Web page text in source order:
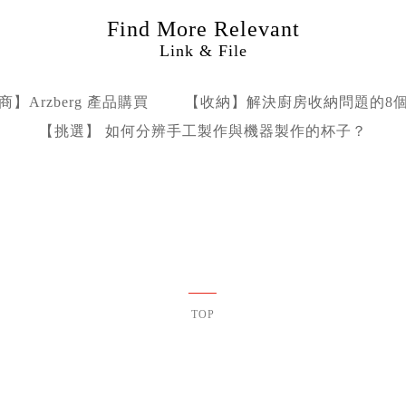
Find More Relevant
Link & File
】Arzberg 產品購買
【收納】解決廚房收納問題的8
【挑選】 如何分辨手工製作與機器製作的杯子？
TOP